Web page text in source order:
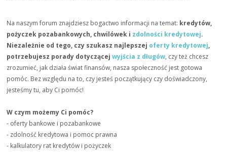
Na naszym forum znajdziesz bogactwo informacji na temat: kredytów,
pożyczek pozabankowych, chwilówek i zdolności kredytowej.
Niezależnie od tego, czy szukasz najlepszej oferty kredytowej,
potrzebujesz porady dotyczącejwyjścia z długów, czy też chcesz
zrozumieć, jak działa świat finansów, nasza społeczność jest gotowa
pomóc. Bez względu na to, czy jesteś początkujący czy doświadczony,
jesteśmy tu, aby Ci pomóc!
W czym możemy Ci pomóc?
- oferty bankowe i pozabankowe
- zdolność kredytowa i pomoc prawna
- kalkulatory rat kredytów i pożyczek